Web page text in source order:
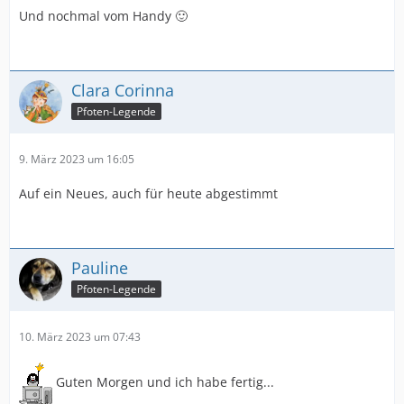
Und nochmal vom Handy 🙂
Clara Corinna
Pfoten-Legende
9. März 2023 um 16:05
Auf ein Neues, auch für heute abgestimmt
Pauline
Pfoten-Legende
10. März 2023 um 07:43
Guten Morgen und ich habe fertig...